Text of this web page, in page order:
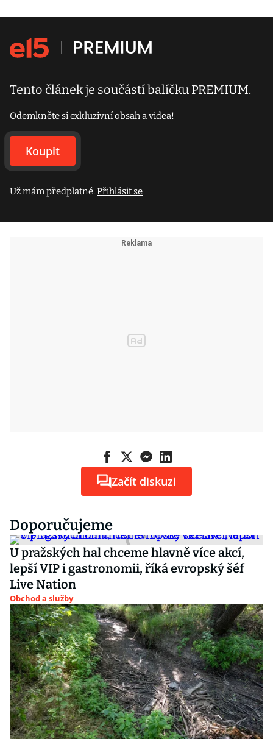
Tento článek je součástí balíčku PREMIUM.
Odemkněte si exkluzivní obsah a videa!
Koupit
Už mám předplatné.Přihlásit se
Začít diskuzi
Doporučujeme
U pražských hal chceme hlavně více akcí,
lepší VIP i gastronomii, říká evropský šéf
Live Nation
Obchod a služby